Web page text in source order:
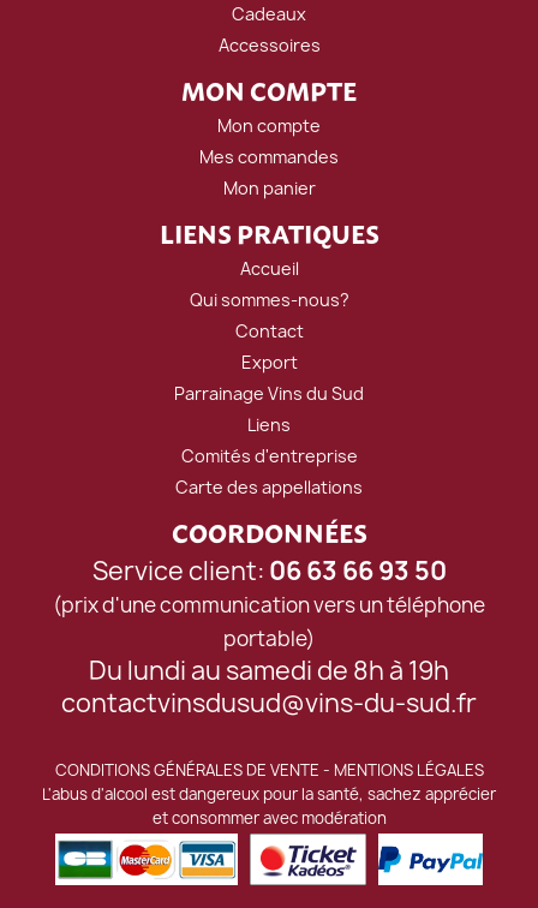
Cadeaux
Accessoires
MON COMPTE
Mon compte
Mes commandes
Mon panier
LIENS PRATIQUES
Accueil
Qui sommes-nous?
Contact
Export
Parrainage Vins du Sud
Liens
Comités d'entreprise
Carte des appellations
COORDONNÉES
Service client: 06 63 66 93 50
(prix d'une communication vers un téléphone
portable)
Du lundi au samedi de 8h à 19h
contactvinsdusud@vins-du-sud.fr
CONDITIONS GÉNÉRALES DE VENTE - MENTIONS LÉGALES
L'abus d'alcool est dangereux pour la santé, sachez apprécier
et consommer avec modération